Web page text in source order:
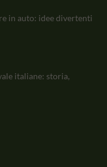
in auto: idee divertenti
italiane: storia,